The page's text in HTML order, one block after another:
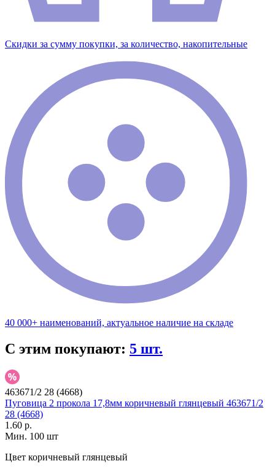
Скидки за сумму покупки, за количество, накопительные
40 000+ наименований, актуальное наличие на складе
С этим покупают: 5 шт.
463671/2 28 (4668)
Пуговица 2 прокола 17,8мм коричневый глянцевый 463671/2
28 (4668)
1.60 р.
Мин. 100 шт
Цвет коричневый глянцевый